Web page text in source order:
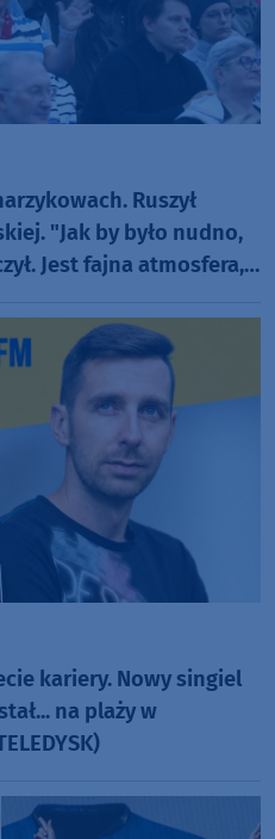
Ruszył
"Jak by było nudno,
Jest fajna atmosfera,
kariery. Nowy singiel
na plaży w